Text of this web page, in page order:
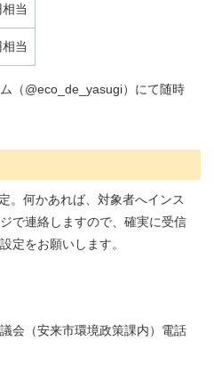
当
当
（@eco_de_yasugi）にて随時
。何かあれば、対象者へインス
で連絡しますので、確実に受信
定をお願いします。
会（安来市環境政策課内）電話